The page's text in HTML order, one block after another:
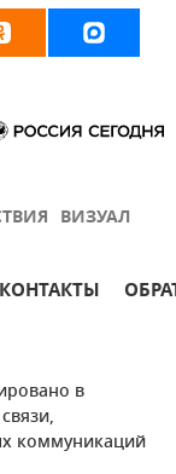
ВИЗУАЛ
КОНТАКТЫ
в
коммуникаций